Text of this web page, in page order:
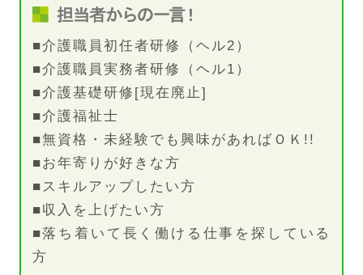
■介護職員初任者研修（ヘル2）
■介護職員実務者研修（ヘル1）
■介護基礎研修[現在廃止]
■介護福祉士
■無資格・未経験でも興味があればＯＫ!!
■お年寄りが好きな方
■スキルアップしたい方
■収入を上げたい方
■落ち着いて長く働ける仕事を探している
方